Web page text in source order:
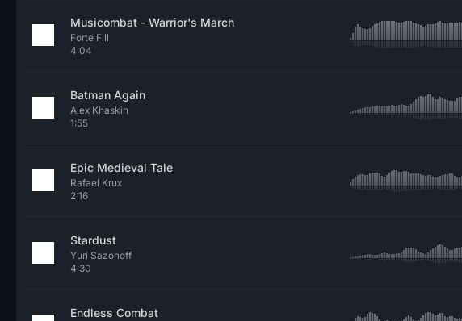
Musicombat - Warrior's March
Forte Fill
4:04
Batman Again
Alex Khaskin
1:55
Epic Medieval Tale
Rafael Krux
2:16
Stardust
Yuri Sazonoff
4:30
Endless Combat